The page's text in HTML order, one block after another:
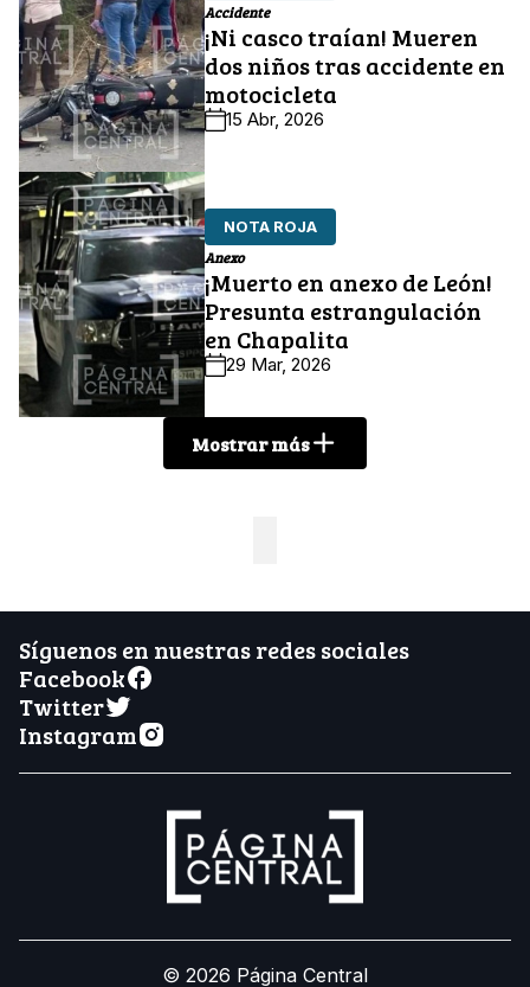
Accidente
¡Ni casco traían! Mueren
dos niños tras accidente en
motocicleta
15 Abr, 2026
NOTA ROJA
Anexo
¡Muerto en anexo de León!
Presunta estrangulación
en Chapalita
29 Mar, 2026
Mostrar más
Síguenos en nuestras redes sociales
Facebook
Twitter
Instagram
© 2026 Página Central